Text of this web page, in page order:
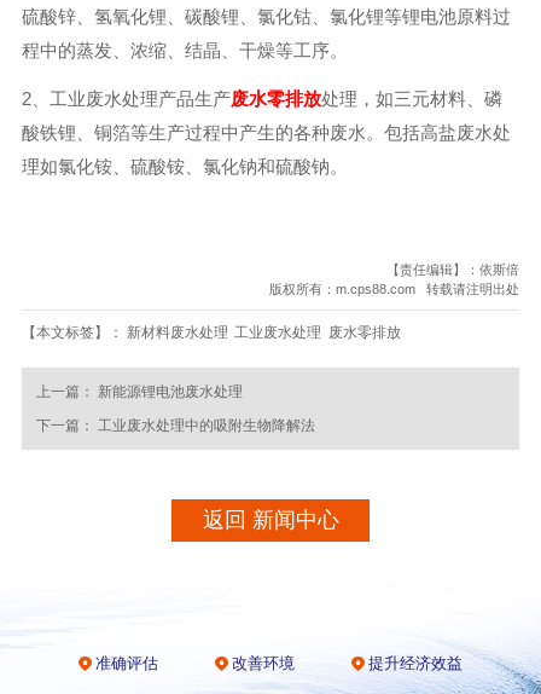
硫酸锌、氢氧化锂、碳酸锂、氯化钴、氯化锂等锂电池原料过
程中的蒸发、浓缩、结晶、干燥等工序。
2、工业废水处理产品生产废水零排放处理，如三元材料、磷
酸铁锂、铜箔等生产过程中产生的各种废水。包括高盐废水处
理如氯化铵、硫酸铵、氯化钠和硫酸钠。
【责任编辑】：依斯倍
版权所有：m.cps88.com 转载请注明出处
【本文标签】： 新材料废水处理 工业废水处理 废水零排放
上一篇： 新能源锂电池废水处理
下一篇： 工业废水处理中的吸附生物降解法
返回 新闻中心
准确评估 改善环境 提升经济效益